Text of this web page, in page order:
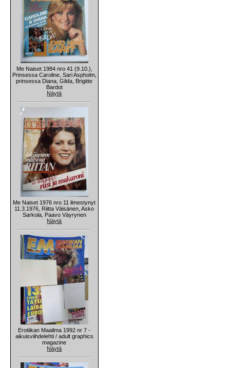
Me Naiset 1984 nro 41 (9.10.),
Prinsessa Caroline, Sari Aspholm,
prinsessa Diana, Gilda, Brigitte
Bardot
Näytä
Me Naiset 1976 nro 11 ilmestynyt
11.3.1976, Riitta Väisänen, Asko
Sarkola, Paavo Väyrynen
Näytä
Erotiikan Maailma 1992 nr 7 -
aikuisviihdelehti / adult graphics
magazine
Näytä